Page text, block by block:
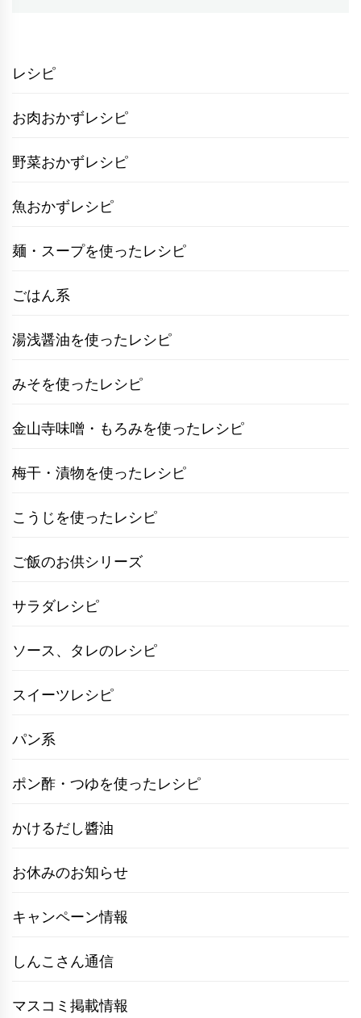
ョ
ン
レシピ
お肉おかずレシピ
野菜おかずレシピ
魚おかずレシピ
麺・スープを使ったレシピ
ごはん系
湯浅醤油を使ったレシピ
みそを使ったレシピ
金山寺味噌・もろみを使ったレシピ
梅干・漬物を使ったレシピ
こうじを使ったレシピ
ご飯のお供シリーズ
サラダレシピ
ソース、タレのレシピ
スイーツレシピ
パン系
ポン酢・つゆを使ったレシピ
かけるだし醬油
お休みのお知らせ
キャンペーン情報
しんこさん通信
マスコミ掲載情報